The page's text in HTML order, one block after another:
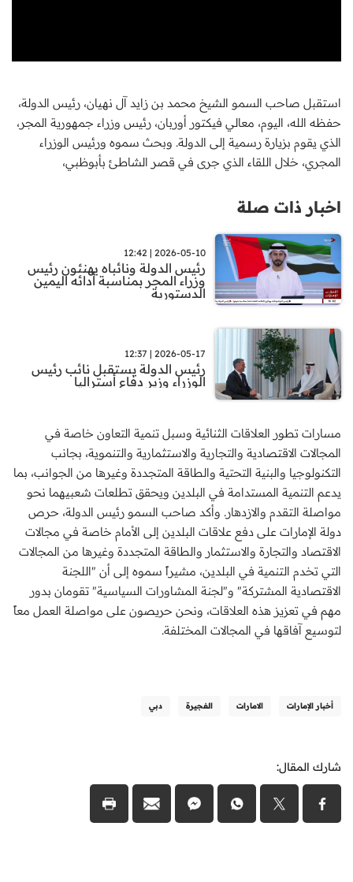
استقبل صاحب السمو الشيخ محمد بن زايد آل نهيان، رئيس الدولة،
حفظه الله، اليوم، معالي فيكتور أوربان، رئيس وزراء جمهورية المجر،
الذي يقوم بزيارة رسمية إلى الدولة. وبحث سموه ورئيس الوزراء
المجري، خلال اللقاء الذي جرى في قصر الشاطئ بأبوظبي،
اخبار ذات صلة
2026-05-10 | 12:42
رئيس الدولة ونائباه يهنئون رئيس
وزراء المجر بمناسبة أدائه اليمين
الدستورية
2026-05-17 | 12:37
رئيس الدولة يستقبل نائب رئيس
الوزراء وزير دفاع أستراليا
مسارات تطور العلاقات الثنائية وسبل تنمية التعاون خاصة في
المجالات الاقتصادية والتجارية والاستثمارية والتنموية، بجانب
التكنولوجيا والبنية التحتية والطاقة المتجددة وغيرها من الجوانب، بما
يدعم التنمية المستدامة في البلدين ويحقق تطلعات شعبيهما نحو
مواصلة التقدم والازدهار. وأكد صاحب السمو رئيس الدولة، حرص
دولة الإمارات على دفع علاقات البلدين إلى الأمام خاصة في مجالات
الاقتصاد والتجارة والاستثمار والطاقة المتجددة وغيرها من المجالات
التي تخدم التنمية في البلدين، مشيراً سموه إلى أن "اللجنة
الاقتصادية المشتركة" و"لجنة المشاورات السياسية" تقومان بدور
مهم في تعزيز هذه العلاقات، ونحن حريصون على مواصلة العمل معاً
لتوسيع آفاقها في المجالات المختلفة.
أخبار الإمارات الامارات الفجيرة دبي
شارك المقال: